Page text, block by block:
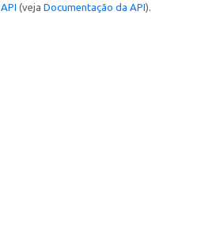
API (veja Documentação da API).